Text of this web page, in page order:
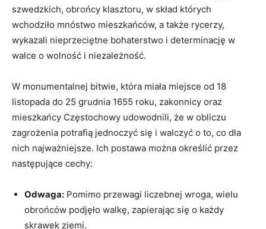
szwedzkich, obrońcy klasztoru, ⁢w skład których
wchodziło mnóstwo mieszkańców, a także rycerzy,
wykazali nieprzeciętne bohaterstwo i determinację w
walce o wolność i niezależność.
W monumentalnej bitwie, która‍ miała miejsce od 18⁤
listopada do 25 grudnia 1655 roku, zakonnicy ‌oraz
mieszkańcy Częstochowy udowodnili,⁢ że w obliczu
zagrożenia ⁤potrafią jednoczyć się i walczyć o to, co dla
nich najważniejsze.​ Ich postawa można określić przez
następujące cechy:
Odwaga: Pomimo przewagi liczebnej wroga, wielu
obrońców podjęło⁢ walkę, zapierając​ się o każdy
skrawek ziemi.